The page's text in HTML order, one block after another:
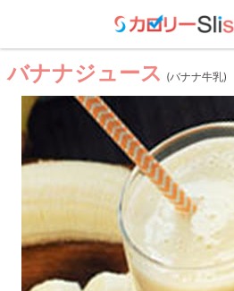
バナナジュース (バナナ牛乳)